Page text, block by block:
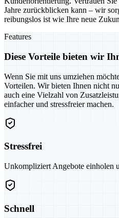
Jahre zurückblicken kann – wir
reibungslos ist wie Ihre neue
Features
Diese Vorteile bieten wir
Wenn Sie mit uns umziehen
Vorteilen. Wir bieten Ihnen nicht
auch eine Vielzahl von
einfacher und stressfreier machen.
Stressfrei
Unkompliziert Angebote einholen
Schnell